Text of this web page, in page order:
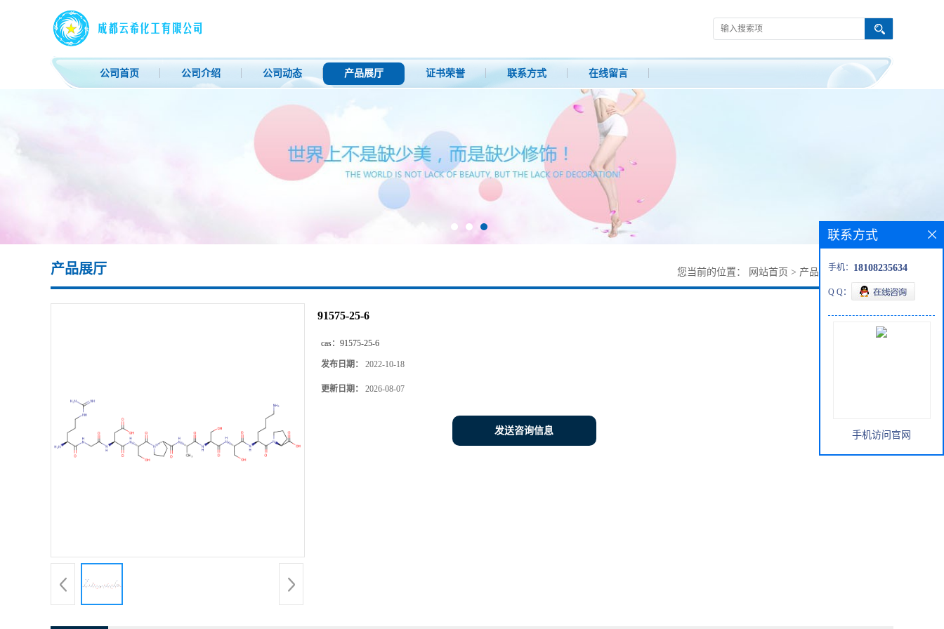
公司首页 公司介绍 公司动态 产品展厅 证书荣誉 联系方式 在线留言
产品展厅 您当前的位置： 网站首页 > 产品展厅>91575-25-6
91575-25-6
cas： 91575-25-6
发布日期： 2022-10-18
更新日期： 2026-08-07
发送咨询信息
联系方式
手机： 18108235634
Q Q：
手机访问官网